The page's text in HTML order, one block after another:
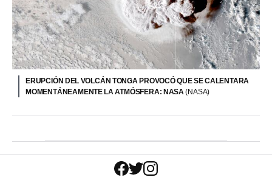
ERUPCIÓN DEL VOLCÁN TONGA PROVOCÓ QUE SE CALENTARA
MOMENTÁNEAMENTE LA ATMÓSFERA: NASA(NASA)